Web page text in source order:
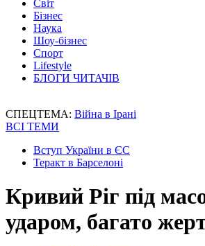
Світ
Бізнес
Наука
Шоу-бізнес
Спорт
Lifestyle
БЛОГИ ЧИТАЧІВ
СПЕЦТЕМА: Війна в Ірані
ВСІ ТЕМИ
Вступ України в ЄС
Теракт в Барселоні
Кривий Ріг під
ударом, багато